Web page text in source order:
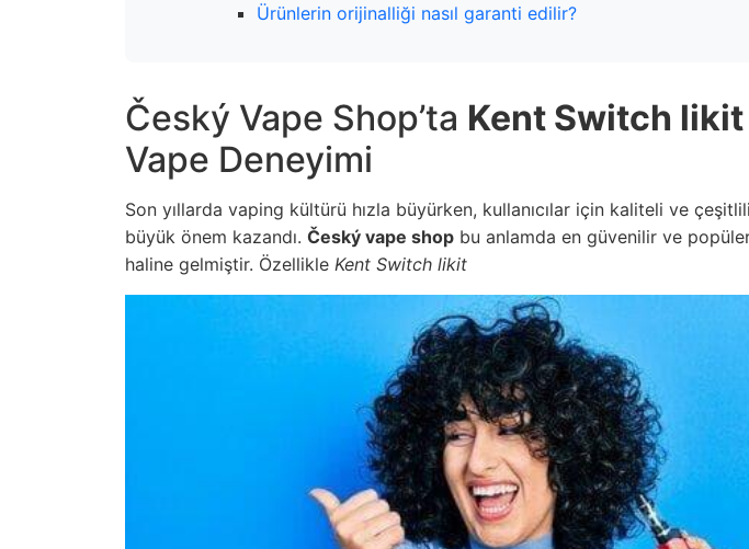
Ürünlerin orijinalliği nasıl garanti edilir?
Český Vape Shop’ta Kent Switch likit
Vape Deneyimi
Son yıllarda vaping kültürü hızla büyürken, kullanıcılar için kaliteli ve
büyük önem kazandı. Český vape shop bu anlamda en güvenilir ve
haline gelmiştir. Özellikle Kent Switch likit